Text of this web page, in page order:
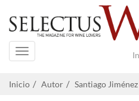
Navigation
Inicio Autor Santiago Jiménez